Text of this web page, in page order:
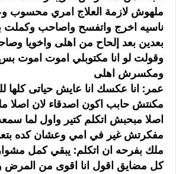
ملهوش لازمة العلاج امري محسوب
ناسيه اخرج واتفسح واصاحب
بعدين بعد إلحاح من اهلى واخويا
وقولت لو انا مكتوبلي اموت اموت
ومكسرش اهلى
عمر: انا عكسك انا عايش حياتى
مكنتش حابب اكون اصدقاء لان اصلا
اصلا مبحبش اتكلم كتير واول لما
مفكرتش غير في امي وعشان كده
ملك بفرحه ان اتكلم: يبقي كمل
كل مضايق اقول انا اقوى من المرض